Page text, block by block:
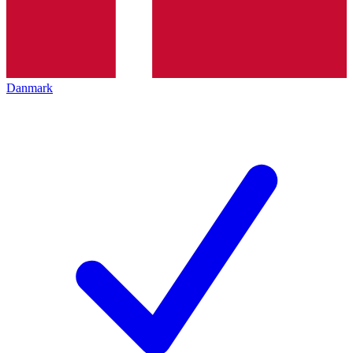
Danmark